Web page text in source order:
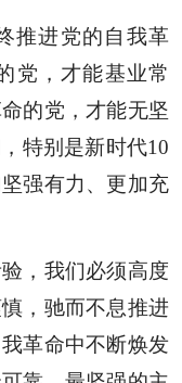
进党的自我革
党，才能基业常
的党，才能无坚
特别是新时代10
强有力、更加充
，我们必须高度
，驰而不息推进
革命中不断焕发